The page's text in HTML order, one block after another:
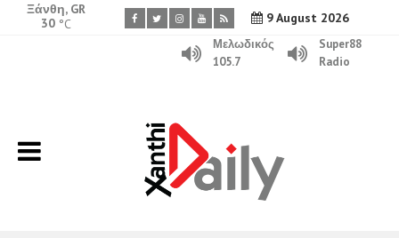
9 August 2026
Ξάνθη, GR
30 °C
Μελωδικός
105.7
Super88
Radio